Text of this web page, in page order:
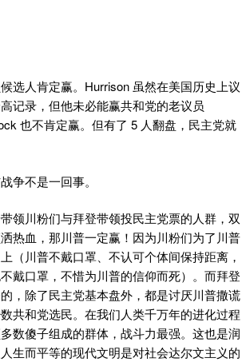
选人肯定赢。Hurrison 虽然在美国历史上议
记录，但他未必能赢共和党的老议员
也不肯定赢。但有了 5 人翻盘，民主党就
争不是一回事。
领川粉们与拜登带领投民主党票的人群，双
热血，那川普一定赢！因为川粉们为了川普
（川普不戴口罩、不认可个体间保持距离，
戴口罩，不惜为川普的信仰而死）。而拜登
，除了民主党基本盘外，都是讨厌川普撒谎
共和党选民。在我们人类千万年的进化过程
数傻子组成的群体，战斗力最强。这也是润
生而平等的现代文明是对社会达尔文主义的